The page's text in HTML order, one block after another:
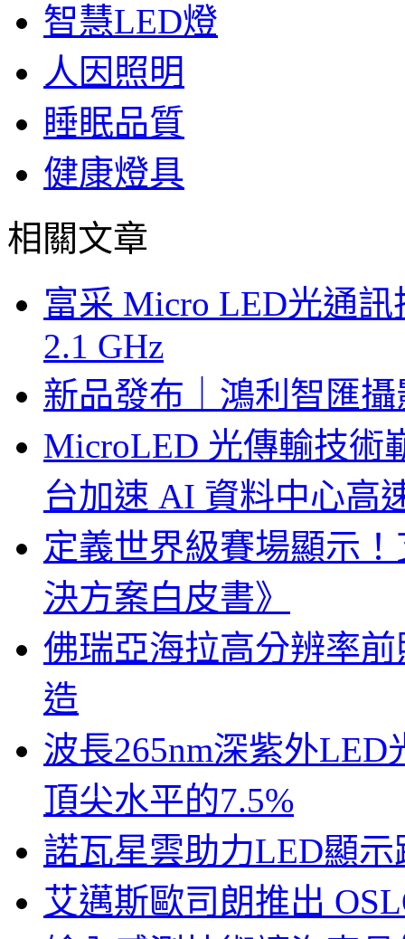
智慧LED燈
人因照明
睡眠品質
健康燈具
相關文章
富采 Micro LED光通
2.1 GHz
新品發布｜鴻利智匯
MicroLED 光傳輸技術
台加速 AI 資料中心高
定義世界級賽場顯示
決方案白皮書》
佛瑞亞海拉高分辨率
造
波長265nm深紫外
頂尖水平的7.5%
諾瓦星雲助力LED顯
艾邁斯歐司朗推出